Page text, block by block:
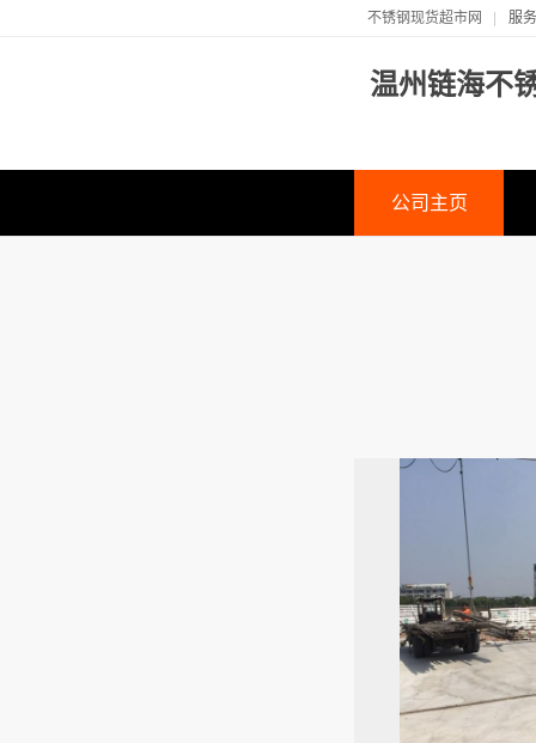
不锈钢现货超市网 服
温州链海不
公司主页